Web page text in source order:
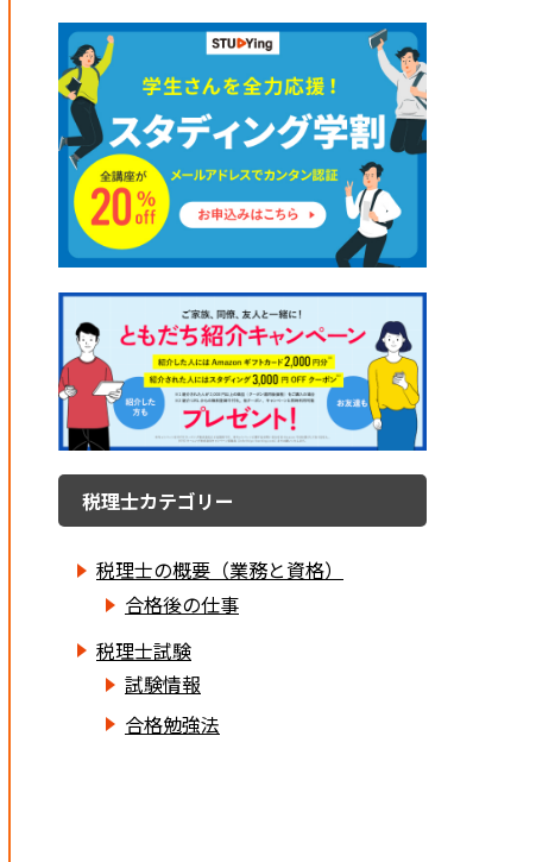
税理士カテゴリー
税理士の概要（業務と資格）
合格後の仕事
税理士試験
試験情報
合格勉強法